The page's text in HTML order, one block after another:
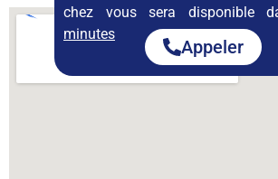
chez vous sera disponible
minutes
Appeler